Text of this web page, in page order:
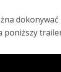
dokonywać
poniższy